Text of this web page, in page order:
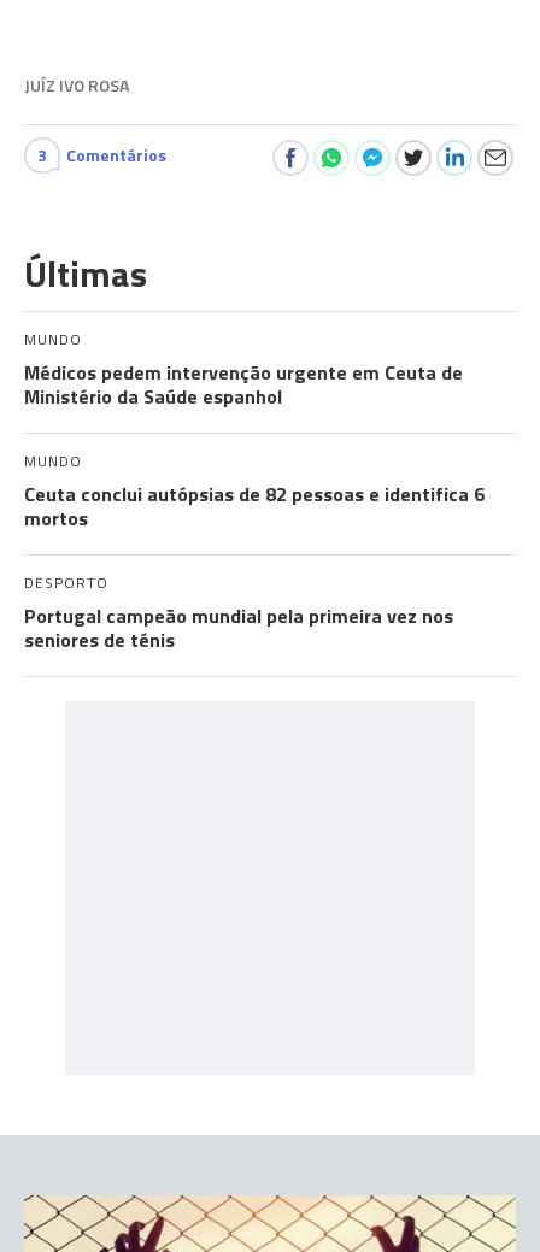
JUÍZ IVO ROSA
3 Comentários
Últimas
MUNDO
Médicos pedem intervenção urgente em Ceuta de
Ministério da Saúde espanhol
MUNDO
Ceuta conclui autópsias de 82 pessoas e identifica 6
mortos
DESPORTO
Portugal campeão mundial pela primeira vez nos
seniores de ténis